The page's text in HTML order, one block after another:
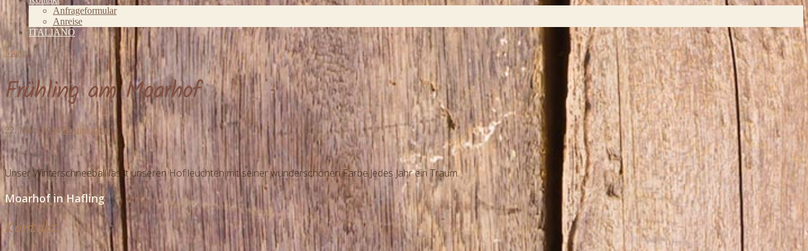
Anfrageformular
Anreise
ITALIANO
Menu
Frühling am Moarhof
22. März 2024 Neuigkeiten
Unser Winterschneeball lässt unseren Hof leuchten mit seiner wunderschönen Farbe.Jedes Jahr ein Traum.
Moarhof in Hafling
Kontakt